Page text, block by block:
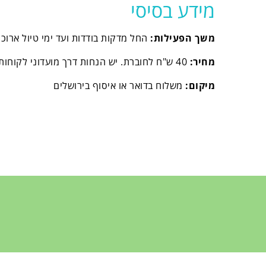
מידע בסיסי
משך הפעילות: החל מדקות בודדות ועד ימי טיול
מחיר: 40 ש"ח לחוברת. יש הנחות דרך מועדוני לקוחות (ביחד בשבילך וכד')
מיקום: משלוח בדואר או איסוף בירושלים